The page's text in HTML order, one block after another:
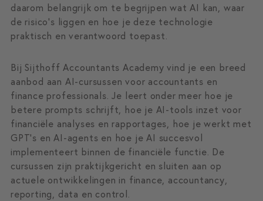
daarom belangrijk om te begrijpen wat AI kan, waar
de risico’s liggen en hoe je deze technologie
praktisch en verantwoord toepast.
Bij Sijthoff Accountants Academy vind je een breed
aanbod aan AI-cursussen voor accountants en
finance professionals. Je leert onder meer hoe je
betere prompts schrijft, hoe je AI-tools inzet voor
financiële analyses en rapportages, hoe je werkt met
GPT’s en AI-agents en hoe je AI succesvol
implementeert binnen de financiële functie. De
cursussen zijn praktijkgericht en sluiten aan op
actuele ontwikkelingen in finance, accountancy,
reporting, data en control.